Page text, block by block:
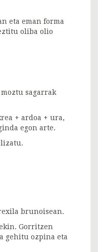
eta eman forma
oliba olio
sagarrak
+ ardoa + ura,
egon arte.
brunoisean.
Gorritzen
gehitu ozpina eta